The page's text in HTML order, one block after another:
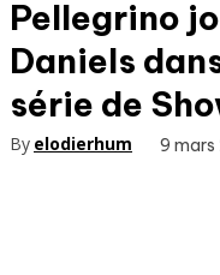
Pellegrino
Daniels
série de
By elodierhum 9 mars